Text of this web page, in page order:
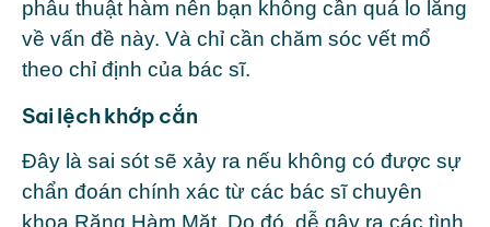
phẫu thuật hàm nên bạn không cần quá lo lắng
về vấn đề này. Và chỉ cần chăm sóc vết mổ
theo chỉ định của bác sĩ.
Sai lệch khớp cắn
Đây là sai sót sẽ xảy ra nếu không có được sự
chẩn đoán chính xác từ các bác sĩ chuyên